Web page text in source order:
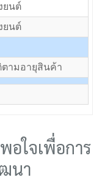
ยนต์
ยนต์
ามอายุสินค้า
อใจเพื่อการ
นา